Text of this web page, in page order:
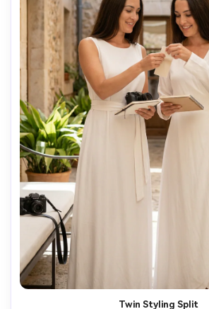
Twin Styling Split